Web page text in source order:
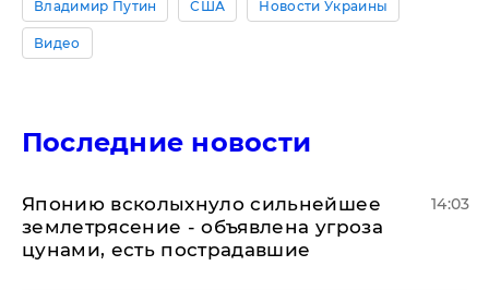
Владимир Путин США Новости Украины
Видео
Последние новости
Японию всколыхнуло сильнейшее
землетрясение - объявлена угроза
цунами, есть пострадавшие
14:03